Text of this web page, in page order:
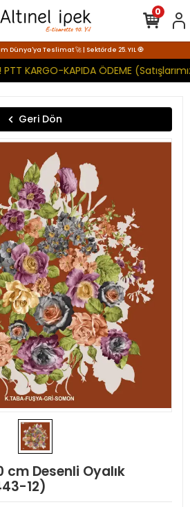
Dünya'ya Teslimat 🚀 | Sektörde 25. YIL 🧿
KARGO-KAPIDA ÖDEME
0
Geri Dön
cm Desenli Oyalık
12)